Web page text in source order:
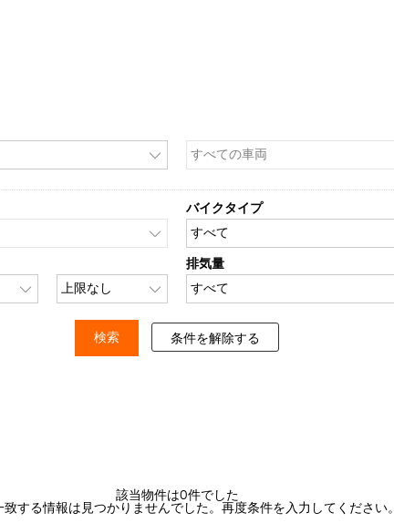
バイクタイプ
排気量
検索 条件を解除する
該当物件は0件でした
致する情報は見つかりませんでした。再度条件を入力してください。